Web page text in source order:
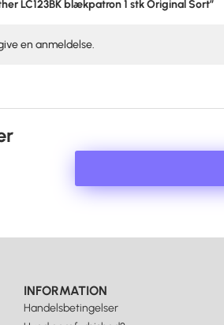
LC123BK blækpatron 1 stk Original Sort”
en anmeldelse.
INFORMATION
Handelsbetingelser